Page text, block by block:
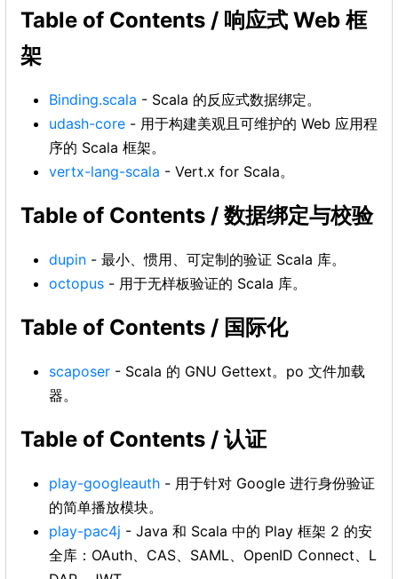
Table of Contents / 响应式 Web 框
架
Binding.scala - Scala 的反应式数据绑定。
udash-core - 用于构建美观且可维护的 Web 应用程
序的 Scala 框架。
vertx-lang-scala - Vert.x for Scala。
Table of Contents / 数据绑定与校验
dupin - 最小、惯用、可定制的验证 Scala 库。
octopus - 用于无样板验证的 Scala 库。
Table of Contents / 国际化
scaposer - Scala 的 GNU Gettext。po 文件加载
器。
Table of Contents / 认证
play-googleauth - 用于针对 Google 进行身份验证
的简单播放模块。
play-pac4j - Java 和 Scala 中的 Play 框架 2 的安
全库：OAuth、CAS、SAML、OpenID Connect、L